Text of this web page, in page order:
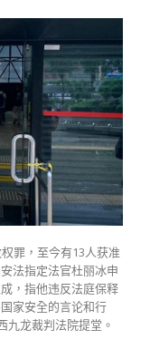
罪，至今有13人获准
法指定法官杜丽冰申
，指他违反法庭保释
家安全的言论和行
九龙裁判法院提堂。